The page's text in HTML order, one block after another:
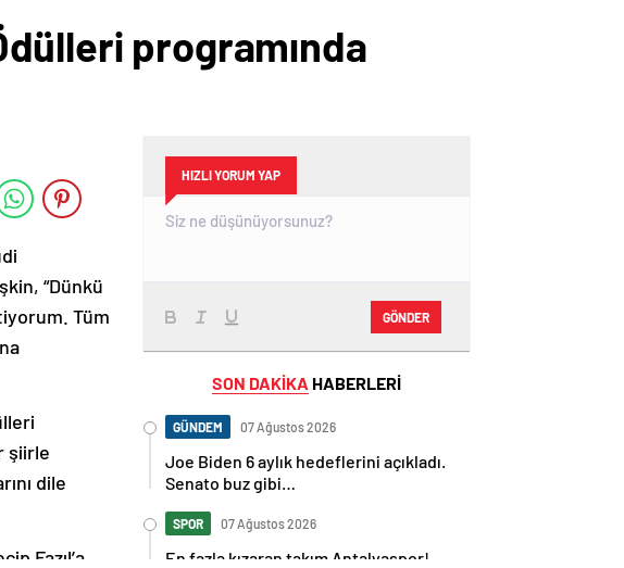
programında
“Dünkü
Tüm
şiirle
dile
Fazıl’a,
HIZLI YORUM YAP
GÖNDER
SON DAKİKA HABERLERİ
GÜNDEM 07 Ağustos 2026
Joe Biden 6 aylık hedeflerini açıkladı.
Senato buz gibi…
SPOR 07 Ağustos 2026
En fazla kızaran takım Antalyaspor!